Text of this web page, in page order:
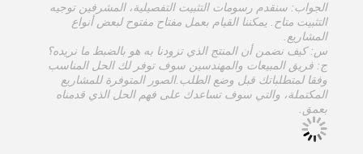
الجواب: سنقدم رسومات التثبيت التفصيلية، المشرفين توجيه
التثبيت متاح. يمكننا القيام بعمل مفتاح مفتوح لبعض أنواع
المشاريع.
س: كيف نضمن أن المنتج الذي تزودنا به هو بالضبط ما نريده؟
ج: فريق المبيعات والمهندسين سوف توفر لك الحل المناسب
وفقا لمتطلباتك قبل وضع الطلب.الصور المتوفرة للمشاريع
المكتملة، والتي سوف تساعدك على فهم الحل الذي قدمناه
بعمق.